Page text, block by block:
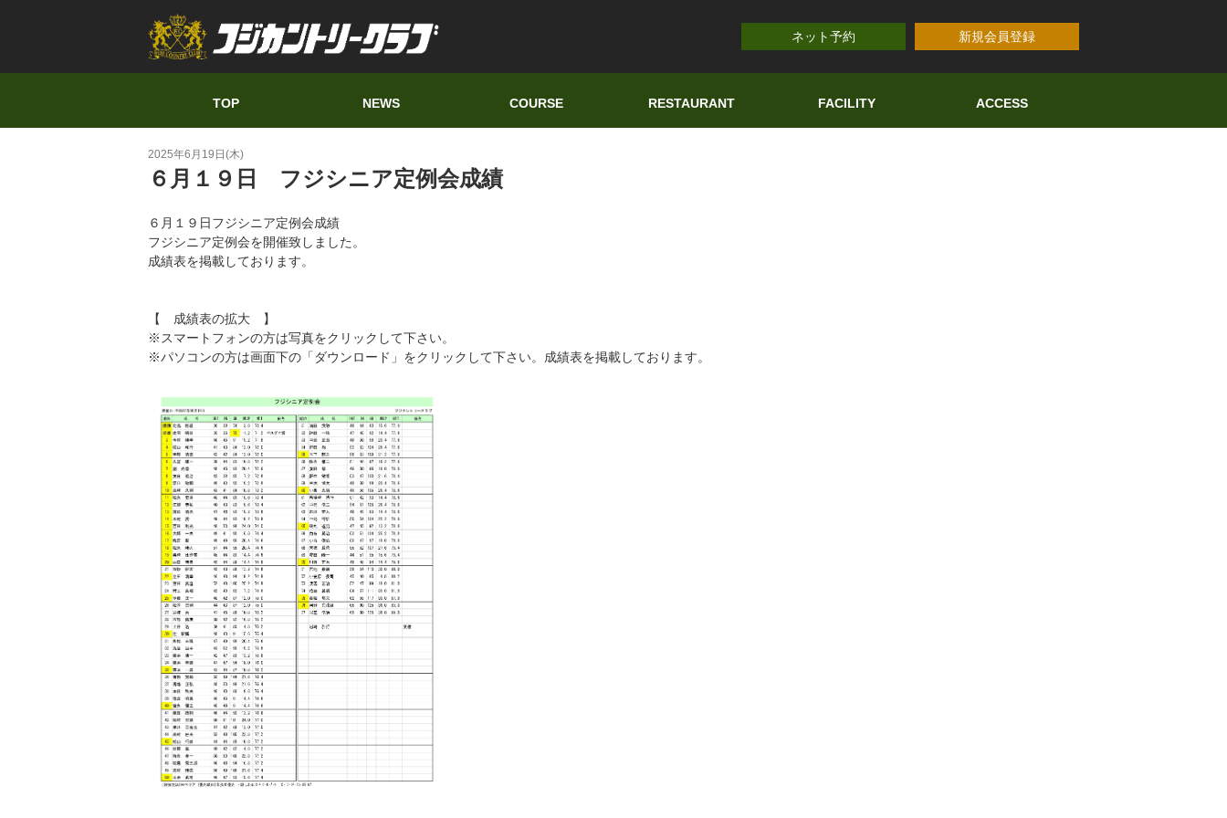
ネット予約 新規会員登録
TOP NEWS COURSE RESTAURANT FACILITY ACCESS
2025年6月19日(木)
６月１９日 フジシニア定例会成績
６月１９日フジシニア定例会成績
フジシニア定例会を開催致しました。
成績表を掲載しております。
【 成績表の拡大 】
※スマートフォンの方は写真をクリックして下さい。
※パソコンの方は画面下の「ダウンロード」をクリックして下さい。成績表を掲載しております。